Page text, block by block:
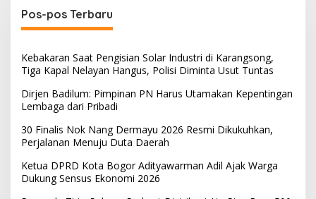
Pos-pos Terbaru
Kebakaran Saat Pengisian Solar Industri di Karangsong,
Tiga Kapal Nelayan Hangus, Polisi Diminta Usut Tuntas
Dirjen Badilum: Pimpinan PN Harus Utamakan Kepentingan
Lembaga dari Pribadi
30 Finalis Nok Nang Dermayu 2026 Resmi Dikukuhkan,
Perjalanan Menuju Duta Daerah
Ketua DPRD Kota Bogor Adityawarman Adil Ajak Warga
Dukung Sensus Ekonomi 2026